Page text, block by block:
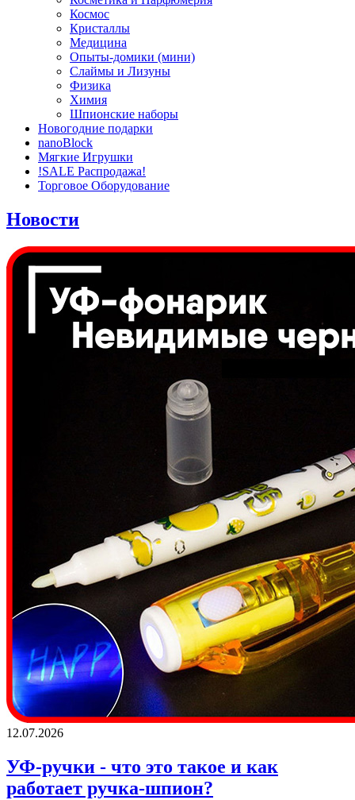
Космос
Кристаллы
Медицина
Опыты-домики (мини)
Слаймы и Лизуны
Физика
Химия
Шпионские наборы
Новогодние подарки
nanoBlock
Мягкие Игрушки
!SALE Распродажа!
Торговое Оборудование
Новости
12.07.2026
УФ-ручки - что это такое и как
работает ручка-шпион?